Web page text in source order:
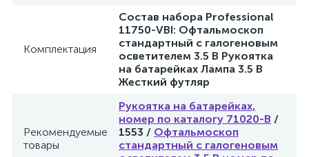
Комплектация
Состав набора Professional
11750-VBI: Офтальмоскоп
стандартный с галогеновым
осветителем 3.5 В Рукоятка
на батарейках Лампа 3.5 В
Жесткий футляр
Рекомендуемые
товары
Рукоятка на батарейках,
номер по каталогу 71020-B /
1553 / Офтальмоскоп
стандартный с галогеновым